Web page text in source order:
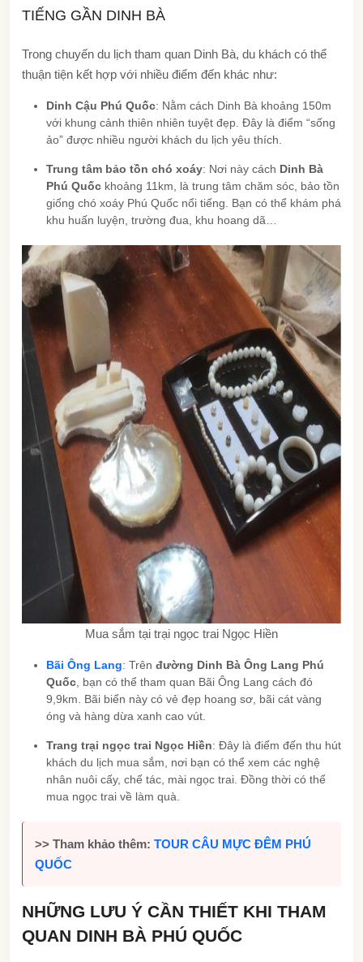
TIẾNG GẦN DINH BÀ
Trong chuyến du lịch tham quan Dinh Bà, du khách có thể
thuận tiện kết hợp với nhiều điểm đến khác như:
Dinh Cậu Phú Quốc: Nằm cách Dinh Bà khoảng 150m
với khung cảnh thiên nhiên tuyệt đẹp. Đây là điểm “sống
ảo” được nhiều người khách du lịch yêu thích.
Trung tâm bảo tồn chó xoáy: Nơi này cách Dinh Bà
Phú Quốc khoảng 11km, là trung tâm chăm sóc, bảo tồn
giống chó xoáy Phú Quốc nổi tiếng. Bạn có thể khám phá
khu huấn luyện, trường đua, khu hoang dã…
Mua sắm tại trại ngọc trai Ngọc Hiền
Bãi Ông Lang: Trên đường Dinh Bà Ông Lang Phú
Quốc , bạn có thể tham quan Bãi Ông Lang cách đó
9,9km. Bãi biển này có vẻ đẹp hoang sơ, bãi cát vàng
óng và hàng dừa xanh cao vút.
Trang trại ngọc trai Ngọc Hiền: Đây là điểm đến thu hút
khách du lịch mua sắm, nơi bạn có thể xem các nghệ
nhân nuôi cấy, chế tác, mài ngọc trai. Đồng thời có thể
mua ngọc trai về làm quà.
>> Tham khảo thêm: TOUR CÂU MỰC ĐÊM PHÚ
QUỐC
NHỮNG LƯU Ý CẦN THIẾT KHI THAM
QUAN DINH BÀ PHÚ QUỐC